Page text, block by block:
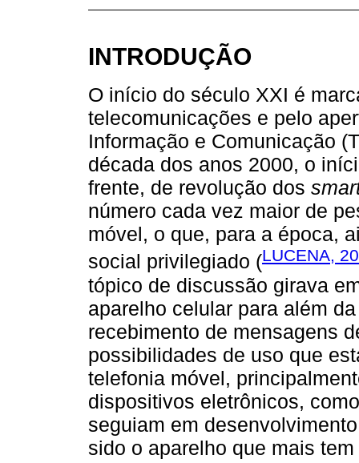
INTRODUÇÃO
O início do século XXI é
telecomunicações e pelo
Informação e Comunicação
década dos anos 2000, o
frente, de revolução dos
número cada vez maior de
móvel, o que, para a época,
social privilegiado (LUCENA,
tópico de discussão girava
aparelho celular para além
recebimento de mensagens
possibilidades de uso que
telefonia móvel,
dispositivos eletrônicos,
seguiam em
sido o aparelho que mais